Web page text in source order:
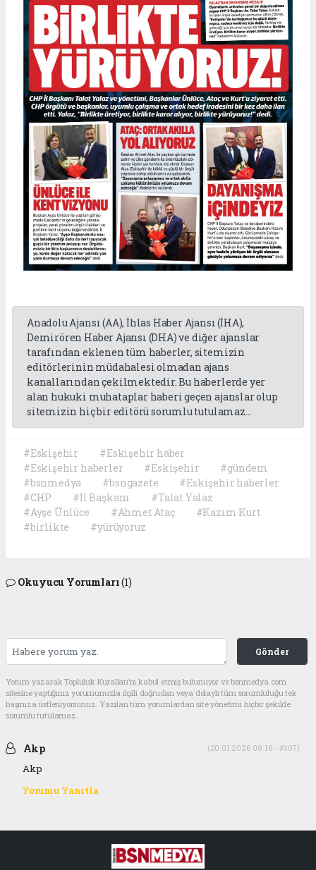
Anadolu Ajansı (AA), İhlas Haber Ajansı (İHA),
Demirören Haber Ajansı (DHA) ve diğer ajanslar
tarafından eklenen tüm haberler, sitemizin
editörlerinin müdahalesi olmadan ajans
kanallarından çekilmektedir. Bu haberlerde yer
alan hukuki muhataplar haberi geçen ajanslar olup
sitemizin hiç bir editörü sorumlu tutulamaz...
#Eskişehir
#Eskişehir haber
#Eskişehir haberler
#Eskişehir
#gündem
#bsnmedya
#bsngazete
#Eskişehir haberler
#CHP
#İl Başkanı
#Talat Yalaz
#Ayşe Ünlüce
#Ahmet Ataç
#Kazım Kurt
#birlikte
#yürüyoruz
Okuyucu Yorumları(1)
Gönder
Yorum yazarak Topluluk Kuralları’nı kabul etmiş bulunuyor ve bsnmedya.com
sitesine yaptığınız yorumunuzla ilgili doğrudan veya dolaylı tüm sorumluluğu tek
başınıza üstleniyorsunuz. Yazılan tüm yorumlardan site yönetimi hiçbir şekilde
sorumlu tutulamaz.
Akp (20.01.2026 08:16 - #307)
Akp
Yorumu Yanıtla